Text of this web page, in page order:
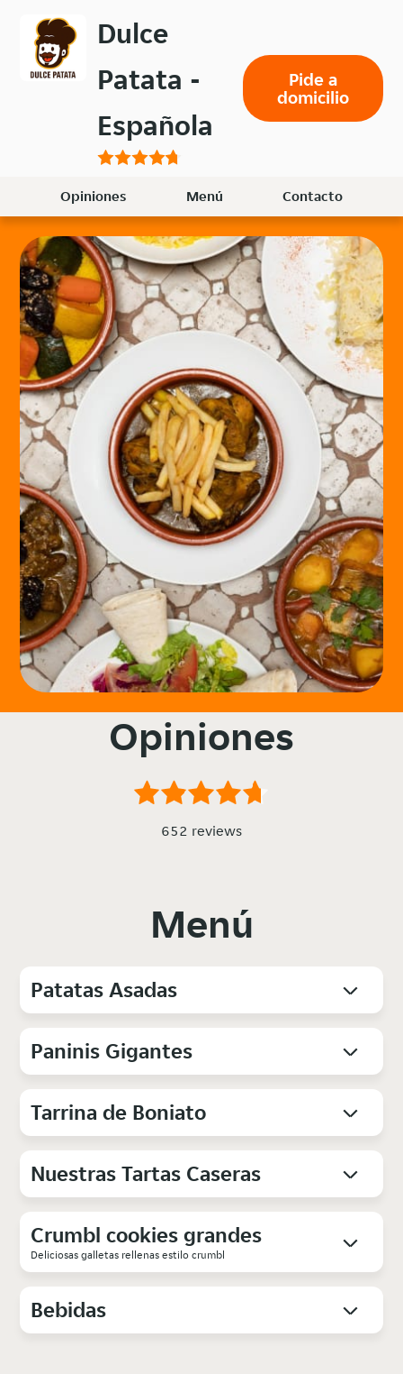
menú
principal
Dulce
Patata -
Española
Pide a
domicilio
Opiniones Menú Contacto
Opiniones
652 reviews
Menú
Patatas Asadas
Paninis Gigantes
Tarrina de Boniato
Nuestras Tartas Caseras
Crumbl cookies grandes
Deliciosas galletas rellenas estilo crumbl
Bebidas